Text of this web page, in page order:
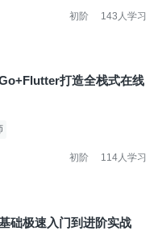
143人学习
初阶
打造全栈式在线
114人学习
初阶
础极速入门到进阶实战